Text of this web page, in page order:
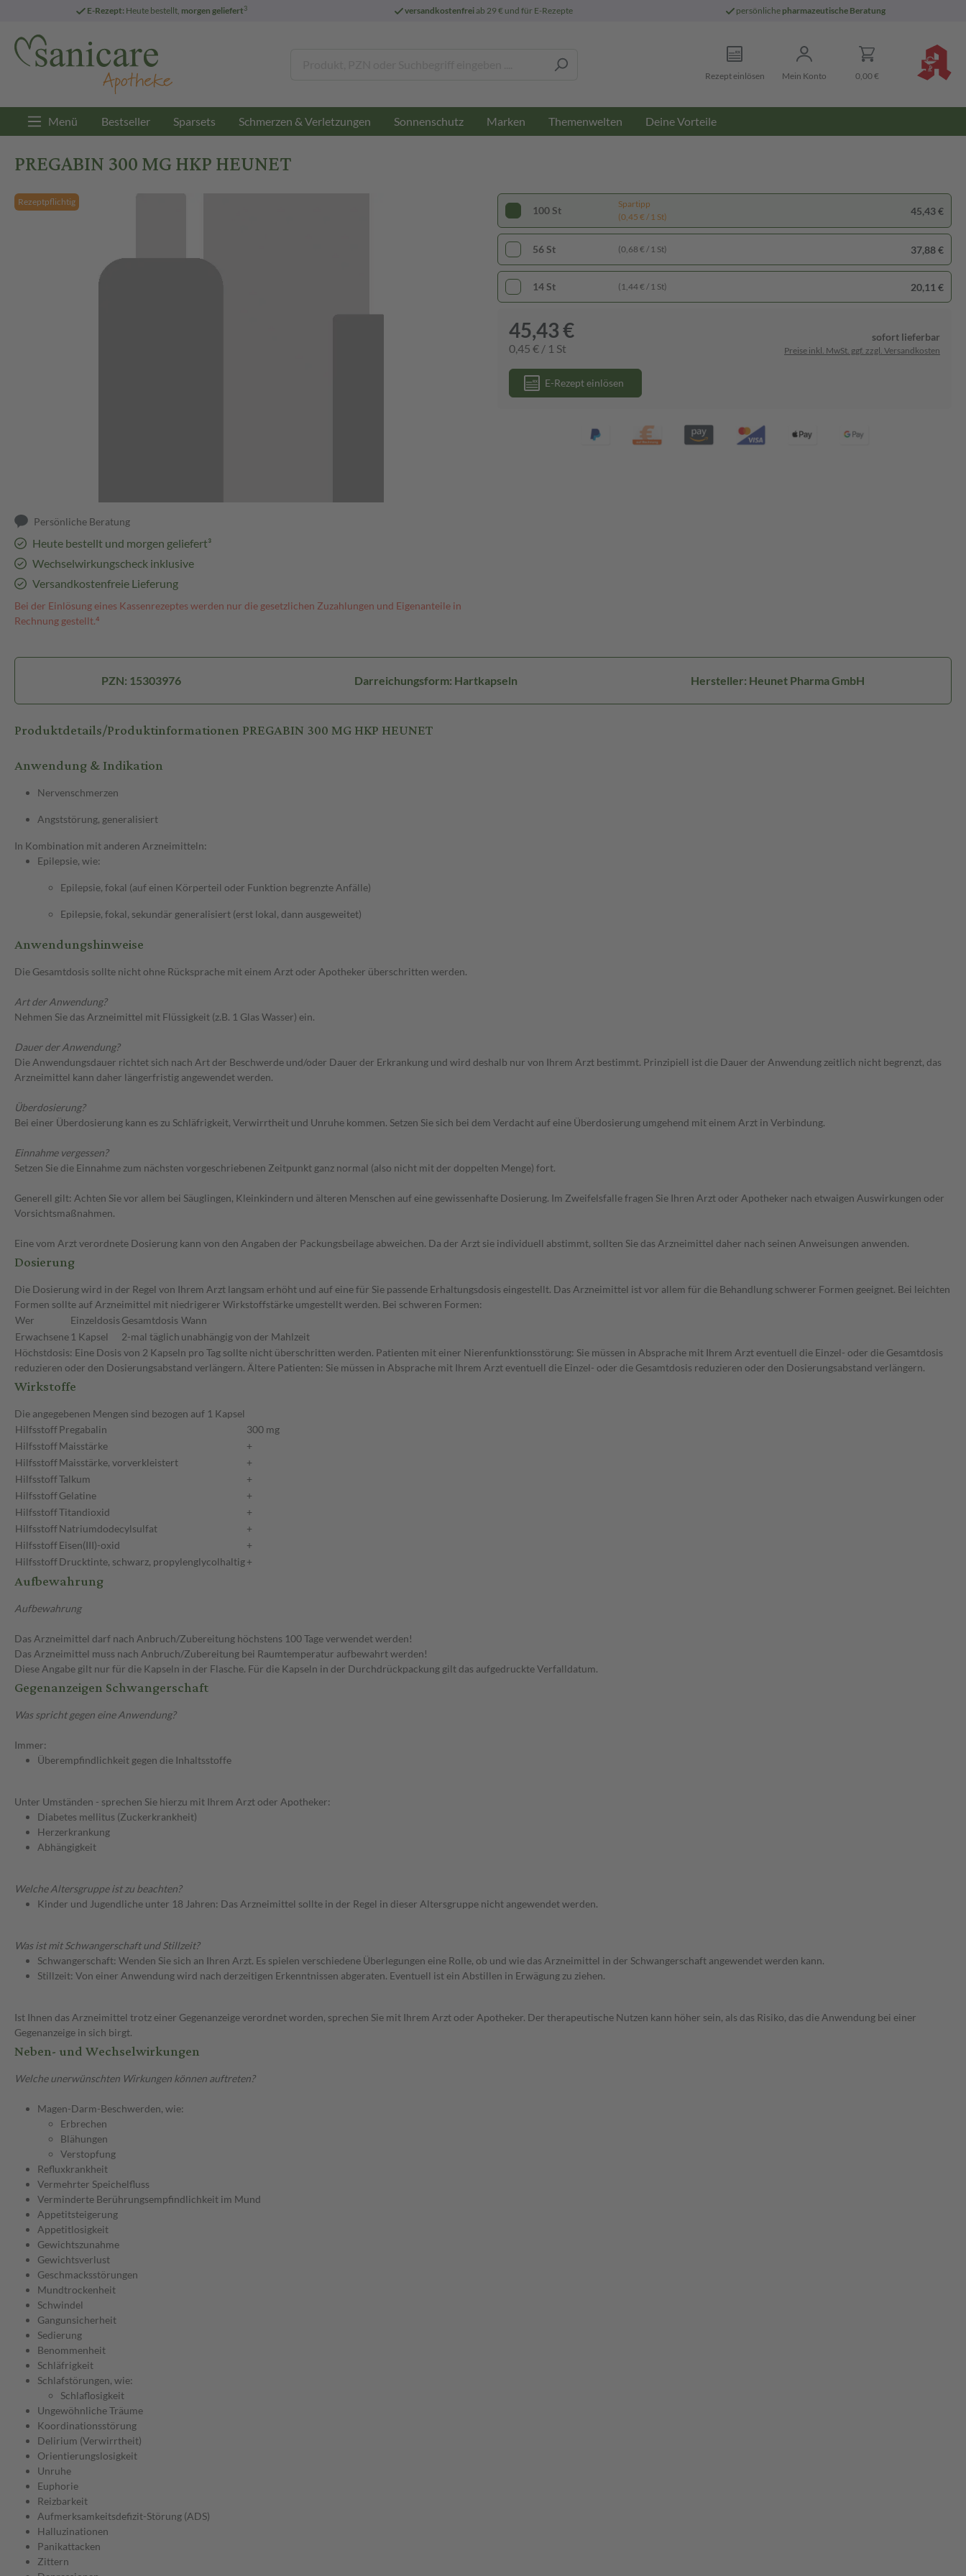
E-Rezept: Heute bestellt, morgen geliefert3 versandkostenfreiab 29 € und für E-Rezepte persönliche pharmazeutische Beratung
Rezept einlösen Mein Konto 0,00 €
Menü Bestseller Sparsets Schmerzen & Verletzungen Sonnenschutz Marken Themenwelten Deine Vorteile
PREGABIN 300 MG HKP HEUNET
Rezeptpflichtig
Persönliche Beratung
Heute bestellt und morgen geliefert³
Wechselwirkungscheck inklusive
Versandkostenfreie Lieferung
Bei der Einlösung eines Kassenrezeptes werden nur die gesetzlichen Zuzahlungen und Eigenanteile in
Rechnung gestellt.⁴
100 St
Spartipp
(0,45 € / 1 St)
45,43 €
56 St (0,68 € / 1 St) 37,88 €
14 St (1,44 € / 1 St) 20,11 €
45,43 €
0,45 € / 1 St
sofort lieferbar
Preise inkl. MwSt. ggf. zzgl. Versandkosten
E-Rezept einlösen
PZN: 15303976 Darreichungsform: Hartkapseln Hersteller: Heunet Pharma GmbH
Produktdetails/Produktinformationen PREGABIN 300 MG HKP HEUNET
Anwendung & Indikation
Nervenschmerzen
Angststörung, generalisiert
In Kombination mit anderen Arzneimitteln:
Epilepsie, wie:
Epilepsie, fokal (auf einen Körperteil oder Funktion begrenzte Anfälle)
Epilepsie, fokal, sekundär generalisiert (erst lokal, dann ausgeweitet)
Anwendungshinweise
Die Gesamtdosis sollte nicht ohne Rücksprache mit einem Arzt oder Apotheker überschritten werden.
Art der Anwendung?
Nehmen Sie das Arzneimittel mit Flüssigkeit (z.B. 1 Glas Wasser) ein.
Dauer der Anwendung?
Die Anwendungsdauer richtet sich nach Art der Beschwerde und/oder Dauer der Erkrankung und wird deshalb nur von Ihrem Arzt bestimmt. Prinzipiell ist die Dauer der Anwendung zeitlich nicht begrenzt, das
Arzneimittel kann daher längerfristig angewendet werden.
Überdosierung?
Bei einer Überdosierung kann es zu Schläfrigkeit, Verwirrtheit und Unruhe kommen. Setzen Sie sich bei dem Verdacht auf eine Überdosierung umgehend mit einem Arzt in Verbindung.
Einnahme vergessen?
Setzen Sie die Einnahme zum nächsten vorgeschriebenen Zeitpunkt ganz normal (also nicht mit der doppelten Menge) fort.
Generell gilt: Achten Sie vor allem bei Säuglingen, Kleinkindern und älteren Menschen auf eine gewissenhafte Dosierung. Im Zweifelsfalle fragen Sie Ihren Arzt oder Apotheker nach etwaigen Auswirkungen oder
Vorsichtsmaßnahmen.
Eine vom Arzt verordnete Dosierung kann von den Angaben der Packungsbeilage abweichen. Da der Arzt sie individuell abstimmt, sollten Sie das Arzneimittel daher nach seinen Anweisungen anwenden.
Dosierung
Die Dosierung wird in der Regel von Ihrem Arzt langsam erhöht und auf eine für Sie passende Erhaltungsdosis eingestellt. Das Arzneimittel ist vor allem für die Behandlung schwerer Formen geeignet. Bei leichten
Formen sollte auf Arzneimittel mit niedrigerer Wirkstoffstärke umgestellt werden. Bei schweren Formen:
Wer
Einzeldosis Gesamtdosis Wann
Erwachsene 1 Kapsel 2-mal täglich unabhängig von der Mahlzeit
Höchstdosis: Eine Dosis von 2 Kapseln pro Tag sollte nicht überschritten werden. Patienten mit einer Nierenfunktionsstörung: Sie müssen in Absprache mit Ihrem Arzt eventuell die Einzel- oder die Gesamtdosis
reduzieren oder den Dosierungsabstand verlängern. Ältere Patienten: Sie müssen in Absprache mit Ihrem Arzt eventuell die Einzel- oder die Gesamtdosis reduzieren oder den Dosierungsabstand verlängern.
Wirkstoffe
Die angegebenen Mengen sind bezogen auf 1 Kapsel
HilfsstoffPregabalin
300 mg
HilfsstoffMaisstärke
+
HilfsstoffMaisstärke, vorverkleistert
+
HilfsstoffTalkum
+
HilfsstoffGelatine
+
HilfsstoffTitandioxid
+
HilfsstoffNatriumdodecylsulfat
+
HilfsstoffEisen(III)-oxid
+
HilfsstoffDrucktinte, schwarz, propylenglycolhaltig+
Aufbewahrung
Aufbewahrung
Das Arzneimittel darf nach Anbruch/Zubereitung höchstens 100 Tage verwendet werden!
Das Arzneimittel muss nach Anbruch/Zubereitung bei Raumtemperatur aufbewahrt werden!
Diese Angabe gilt nur für die Kapseln in der Flasche. Für die Kapseln in der Durchdrückpackung gilt das aufgedruckte Verfalldatum.
Gegenanzeigen Schwangerschaft
Was spricht gegen eine Anwendung?
Immer:
Überempfindlichkeit gegen die Inhaltsstoffe
Unter Umständen - sprechen Sie hierzu mit Ihrem Arzt oder Apotheker:
Diabetes mellitus (Zuckerkrankheit)
Herzerkrankung
Abhängigkeit
Welche Altersgruppe ist zu beachten?
Kinder und Jugendliche unter 18 Jahren: Das Arzneimittel sollte in der Regel in dieser Altersgruppe nicht angewendet werden.
Was ist mit Schwangerschaft und Stillzeit?
Schwangerschaft: Wenden Sie sich an Ihren Arzt. Es spielen verschiedene Überlegungen eine Rolle, ob und wie das Arzneimittel in der Schwangerschaft angewendet werden kann.
Stillzeit: Von einer Anwendung wird nach derzeitigen Erkenntnissen abgeraten. Eventuell ist ein Abstillen in Erwägung zu ziehen.
Ist Ihnen das Arzneimittel trotz einer Gegenanzeige verordnet worden, sprechen Sie mit Ihrem Arzt oder Apotheker. Der therapeutische Nutzen kann höher sein, als das Risiko, das die Anwendung bei einer
Gegenanzeige in sich birgt.
Neben- und Wechselwirkungen
Welche unerwünschten Wirkungen können auftreten?
Magen-Darm-Beschwerden, wie:
Erbrechen
Blähungen
Verstopfung
Refluxkrankheit
Vermehrter Speichelfluss
Verminderte Berührungsempfindlichkeit im Mund
Appetitsteigerung
Appetitlosigkeit
Gewichtszunahme
Gewichtsverlust
Geschmacksstörungen
Mundtrockenheit
Schwindel
Gangunsicherheit
Sedierung
Benommenheit
Schläfrigkeit
Schlafstörungen, wie:
Schlaflosigkeit
Ungewöhnliche Träume
Koordinationsstörung
Delirium (Verwirrtheit)
Orientierungslosigkeit
Unruhe
Euphorie
Reizbarkeit
Aufmerksamkeitsdefizit-Störung (ADS)
Halluzinationen
Panikattacken
Zittern